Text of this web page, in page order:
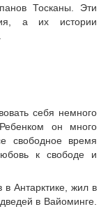
Тосканы. Эти
а их истории
себя немного
он много
свободное время
к свободе и
в Антарктике, жил в
в Вайоминге.